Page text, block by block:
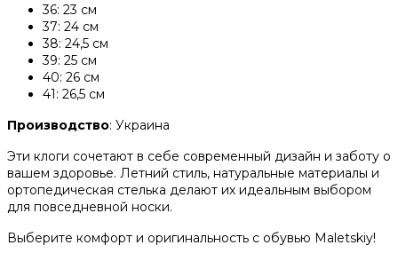
36: 23 см
37: 24 см
38: 24,5 см
39: 25 см
40: 26 см
41: 26,5 см
Производство: Украина
Эти клоги сочетают в себе современный дизайн и заботу о
вашем здоровье. Летний стиль, натуральные материалы и
ортопедическая стелька делают их идеальным выбором
для повседневной носки.
Выберите комфорт и оригинальность с обувью Maletskiy!